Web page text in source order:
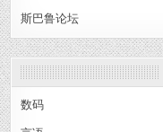
斯巴鲁论坛
数码